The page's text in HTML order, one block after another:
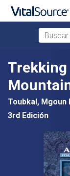
Saltar al
Buscar
Toubkal, Mgoun
3rd Edición